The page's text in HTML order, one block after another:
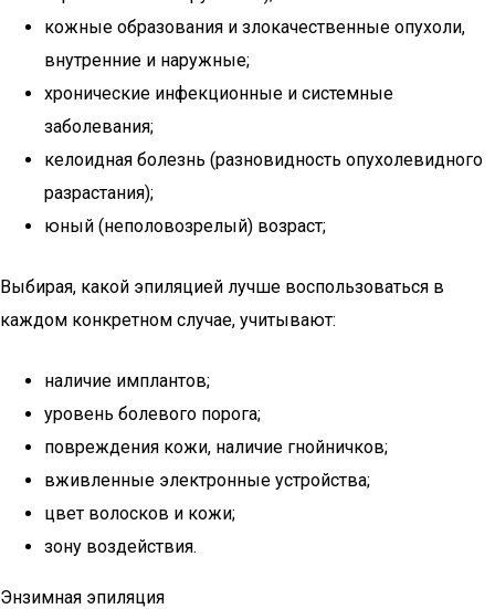
кожные образования и злокачественные опухоли,
внутренние и наружные;
хронические инфекционные и системные
заболевания;
келоидная болезнь (разновидность опухолевидного
разрастания);
юный (неполовозрелый) возраст;
Выбирая, какой эпиляцией лучше воспользоваться в
каждом конкретном случае, учитывают:
наличие имплантов;
уровень болевого порога;
повреждения кожи, наличие гнойничков;
вживленные электронные устройства;
цвет волосков и кожи;
зону воздействия.
Энзимная эпиляция